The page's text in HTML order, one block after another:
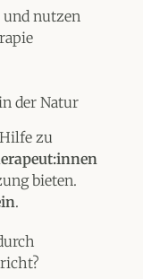
und nutzen
der Natur
zu
bieten.
.